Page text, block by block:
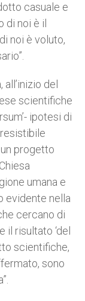
casuale e
di noi è il
noi è voluto,
del
scientifiche
ipotesi di
progetto
umana e
evidente nella
cercano di
risultato ‘del
scientifiche,
sono